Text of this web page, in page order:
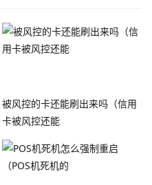
被风控的卡还能刷出来吗（信用
卡被风控还能